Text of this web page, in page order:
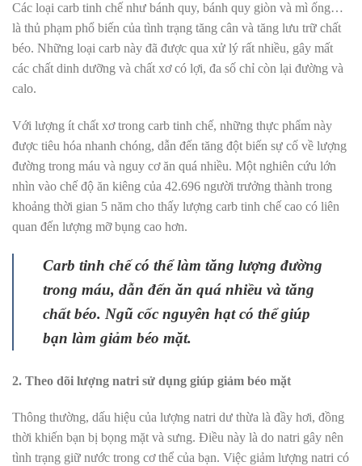
Các loại carb tinh chế như bánh quy, bánh quy giòn và mì ống…
là thủ phạm phổ biến của tình trạng tăng cân và tăng lưu trữ chất
béo. Những loại carb này đã được qua xử lý rất nhiều, gây mất
các chất dinh dưỡng và chất xơ có lợi, đa số chỉ còn lại đường và
calo.
Với lượng ít chất xơ trong carb tinh chế, những thực phẩm này
được tiêu hóa nhanh chóng, dẫn đến tăng đột biến sự cố về lượng
đường trong máu và nguy cơ ăn quá nhiều. Một nghiên cứu lớn
nhìn vào chế độ ăn kiêng của 42.696 người trưởng thành trong
khoảng thời gian 5 năm cho thấy lượng carb tinh chế cao có liên
quan đến lượng mỡ bụng cao hơn.
Carb tinh chế có thể làm tăng lượng đường
trong máu, dẫn đến ăn quá nhiều và tăng
chất béo. Ngũ cốc nguyên hạt có thể giúp
bạn làm giảm béo mặt.
2. Theo dõi lượng natri sử dụng giúp giảm béo mặt
Thông thường, dấu hiệu của lượng natri dư thừa là đầy hơi, đồng
thời khiến bạn bị bọng mặt và sưng. Điều này là do natri gây nên
tình trạng giữ nước trong cơ thể của bạn. Việc giảm lượng natri có